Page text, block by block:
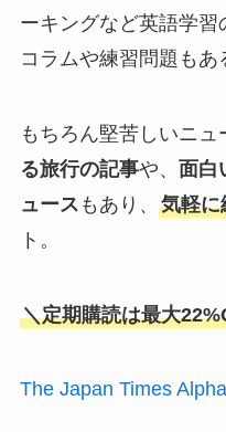
ーキングなど英語学
コラムや練習問題もあ
もちろん堅苦しいニュ
る旅行の記事や、 面白
ュース もあり、 気軽に
ト。
＼定期購読は最大
The Japan Times